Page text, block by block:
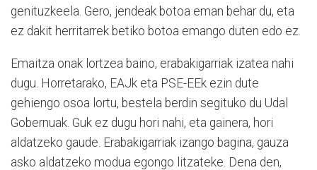
genituzkeela. Gero, jendeak botoa eman behar du, eta
ez dakit herritarrek betiko botoa emango duten edo ez.
Emaitza onak lortzea baino, erabakigarriak izatea nahi
dugu. Horretarako, EAJk eta PSE-EEk ezin dute
gehiengo osoa lortu, bestela berdin segituko du Udal
Gobernuak. Guk ez dugu hori nahi, eta gainera, hori
aldatzeko gaude. Erabakigarriak izango bagina, gauza
asko aldatzeko modua egongo litzateke. Dena den,